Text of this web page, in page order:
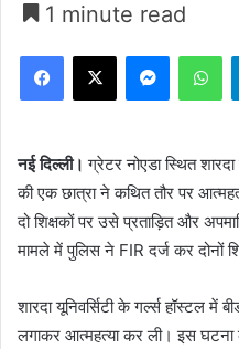
1 minute read
Facebook
X
नई दिल्ली। ग्रेटर नोएडा स्थित
की एक छात्रा ने कथित तौर पर
दो शिक्षकों पर उसे प्रताड़ित और
मामले में पुलिस ने FIR दर्ज कर दोनों
शारदा यूनिवर्सिटी के गर्ल्स हॉस्टल में
लगाकर आत्महत्या कर ली। इस